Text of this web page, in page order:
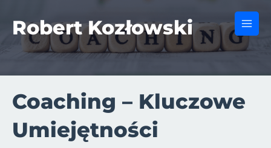
content
Robert Kozłowski
Main
Coaching – Kluczowe
Umiejętności